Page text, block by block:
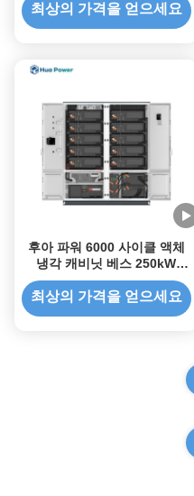
LiFePO4 배터리 에너지 저장
최상의 가격을 얻으세요
후아 파워 6000 사이클 액체
냉각 캐비닛 베스 250kW
522kWh C&I 에너지 저장 시
스템
최상의 가격을 얻으세요